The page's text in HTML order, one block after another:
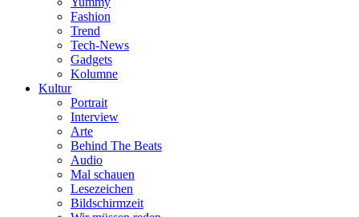
Fashion
Trend
Tech-News
Gadgets
Kolumne
Kultur
Portrait
Interview
Arte
Behind The Beats
Audio
Mal schauen
Lesezeichen
Bildschirmzeit